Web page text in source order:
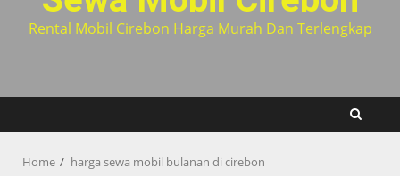
Rental Mobil Cirebon Harga Murah Dan Terlengkap
Home harga sewa mobil bulanan di cirebon